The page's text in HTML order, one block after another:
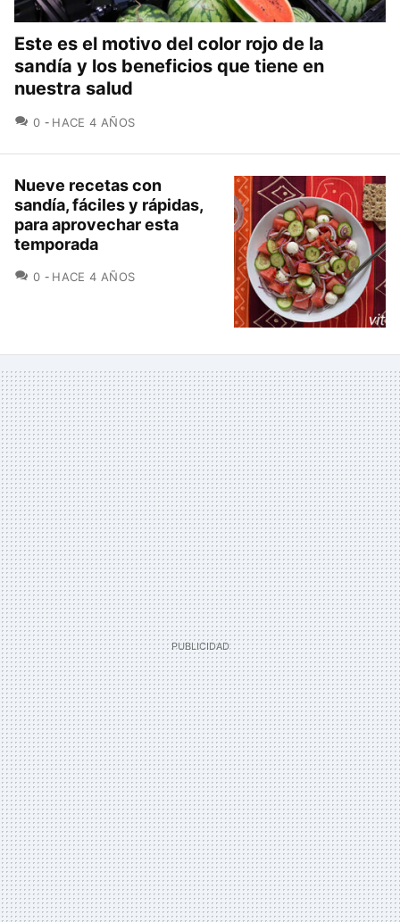
Este es el motivo del color rojo de la
sandía y los beneficios que tiene en
nuestra salud
0 COMENTARIOS
HACE 4 AÑOS
Nueve recetas con
sandía, fáciles y rápidas,
para aprovechar esta
temporada
0 COMENTARIOS
HACE 4 AÑOS